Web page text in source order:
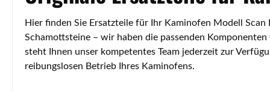
Hier finden Sie Ersatzteile für Ihr Kaminofen Modell
Schamottsteine – wir haben die passenden
steht Ihnen unser kompetentes Team jederzeit zur
reibungslosen Betrieb Ihres Kaminofens.